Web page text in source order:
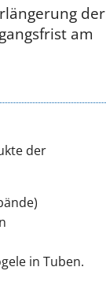
der
am
der
in Tuben.